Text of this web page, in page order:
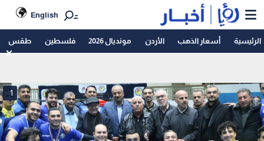
English
الرئيسية أسعار الذهب الأردن مونديال 2026 فلسطين طقس
1